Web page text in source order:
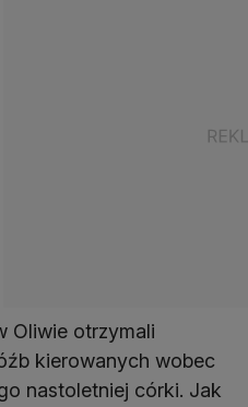
Oliwie otrzymali
kierowanych wobec
nastoletniej córki. Jak